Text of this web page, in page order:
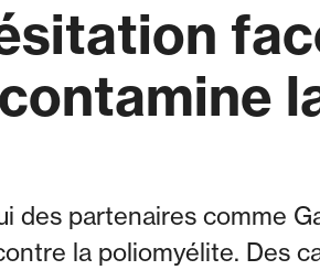
des partenaires comme
la poliomyélite. Des